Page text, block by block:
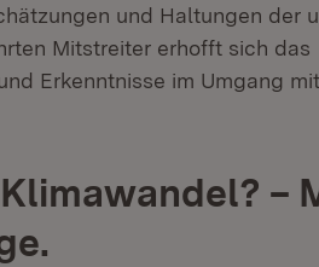
und Haltungen der
Mitstreiter erhofft sich das
Erkenntnisse im Umgang
–